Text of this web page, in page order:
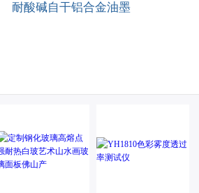
耐酸碱自干铝合金油墨